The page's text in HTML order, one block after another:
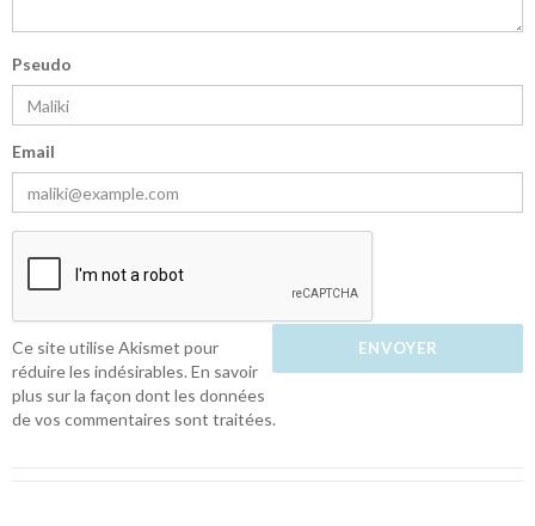
Pseudo
Email
Ce site utilise Akismet pour
réduire les indésirables.En savoir
plus sur la façon dont les données
de vos commentaires sont traitées.